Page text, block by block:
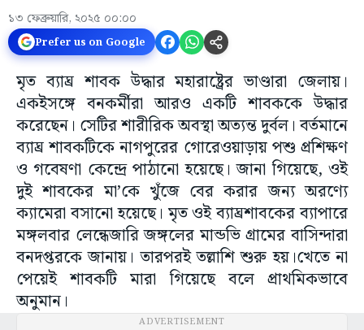
১৩ ফেব্রুয়ারি, ২০২৫ ০০:০০
Prefer us on Google
মৃত ব্যাঘ্র শাবক উদ্ধার মহারাষ্ট্রের ভাণ্ডারা জেলায়।
একইসঙ্গে বনকর্মীরা আরও একটি শাবককে উদ্ধার
করেছেন। সেটির শারীরিক অবস্থা অত্যন্ত দুর্বল। বর্তমানে
ব্যাঘ্র শাবকটিকে নাগপুরের গোরেওয়াড়ায় পশু প্রশিক্ষণ
ও গবেষণা কেন্দ্রে পাঠানো হয়েছে। জানা গিয়েছে, ওই
দুই শাবকের মা’কে খুঁজে বের করার জন্য অরণ্যে
ক্যামেরা বসানো হয়েছে। মৃত ওই ব্যাঘ্রশাবকের ব্যাপারে
মঙ্গলবার লেন্ধেজারি জঙ্গলের মান্ডভি গ্রামের বাসিন্দারা
বনদপ্তরকে জানায়। তারপরই তল্লাশি শুরু হয়।খেতে না
পেয়েই শাবকটি মারা গিয়েছে বলে প্রাথমিকভাবে
অনুমান।
ADVERTISEMENT